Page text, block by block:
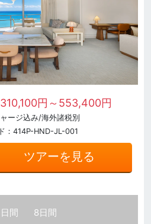
310,100円～553,400円
ージ込み/海外諸税別
：414P-HND-JL-001
ツアーを見る
間 8日間